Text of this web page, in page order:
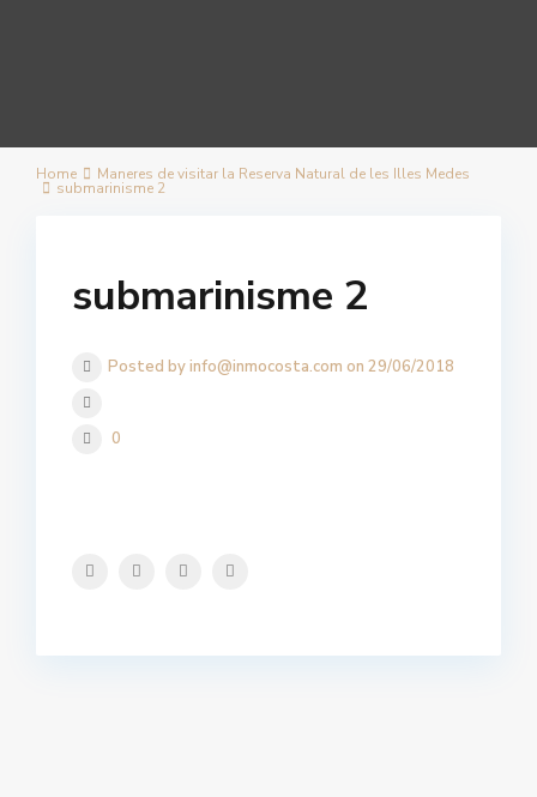
Home Maneres de visitar la Reserva Natural de les Illes Medes
submarinisme 2
submarinisme 2
Posted by info@inmocosta.com on 29/06/2018
0